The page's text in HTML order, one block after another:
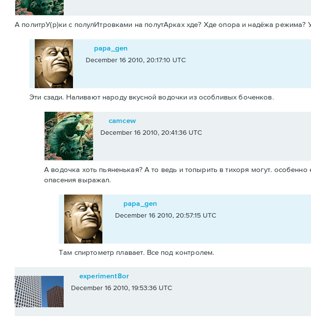
А политрУ(р)ки с полулИтровками на полутАрках хде? Хде опора и надёжа режима?
papa_gen
December 16 2010, 20:17:10 UTC
Эти сзади. Наливают народу вкусной водочки из особливых боченков.
camcew
December 16 2010, 20:41:36 UTC
А водочка хоть пьяненькая? А то ведь и топырить в тихоря могут.
опасения выражал.
papa_gen
December 16 2010, 20:57:15 UTC
Там спиртометр плавает. Все под контролем.
experiment8or
December 16 2010, 19:53:36 UTC